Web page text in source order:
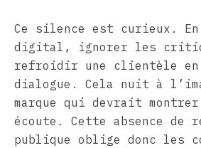
Ce silence est curieux. En
digital, ignorer les
refroidir une clientèle en
dialogue. Cela nuit à
marque qui devrait
écoute. Cette absence de
publique oblige donc les